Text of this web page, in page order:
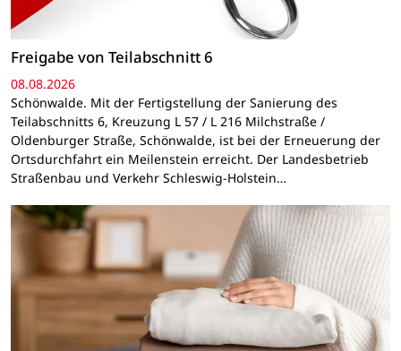
Freigabe von Teilabschnitt 6
08.08.2026
Schönwalde. Mit der Fertigstellung der Sanierung des
Teilabschnitts 6, Kreuzung L 57 / L 216 Milchstraße /
Oldenburger Straße, Schönwalde, ist bei der Erneuerung der
Ortsdurchfahrt ein Meilenstein erreicht. Der Landesbetrieb
Straßenbau und Verkehr Schleswig-Holstein…